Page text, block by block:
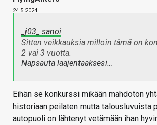
24.5.2024
_j03_ sanoi
Sitten veikkauksia milloin tämä on
2 vai 3 vuotta.
Napsauta laajentaaksesi…
Eihän se konkurssi mikään mahdoton
historiaan peilaten mutta talousluvuista
autopuoli on lähtenyt vetämään ihan